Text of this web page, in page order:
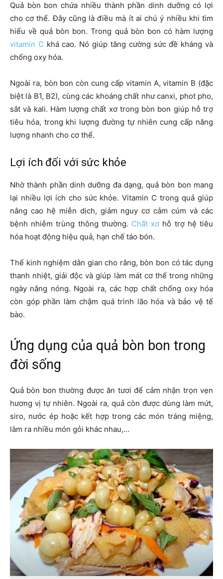
Quả bòn bon chứa nhiều thành phần dinh dưỡng có lợi
cho cơ thể. Đây cũng là điều mà ít ai chú ý nhiều khi tìm
hiểu về quả bòn bon. Trong quả bòn bon có hàm lượng
vitamin C khá cao. Nó giúp tăng cường sức đề kháng và
chống oxy hóa.
Ngoài ra, bòn bon còn cung cấp vitamin A, vitamin B (đặc
biệt là B1, B2), cùng các khoáng chất như canxi, phot pho,
sắt và kali. Hàm lượng chất xơ trong bòn bon giúp hỗ trợ
tiêu hóa, trong khi lượng đường tự nhiên cung cấp năng
lượng nhanh cho cơ thể.
Lợi ích đối với sức khỏe
Nhờ thành phần dinh dưỡng đa dạng, quả bòn bon mang
lại nhiều lợi ích cho sức khỏe. Vitamin C trong quả giúp
nâng cao hệ miễn dịch, giảm nguy cơ cảm cúm và các
bệnh nhiễm trùng thông thường. Chất xơ hỗ trợ hệ tiêu
hóa hoạt động hiệu quả, hạn chế táo bón.
Thế kinh nghiệm dân gian cho rằng, bòn bon có tác dụng
thanh nhiệt, giải độc và giúp làm mát cơ thể trong những
ngày nắng nóng. Ngoài ra, các hợp chất chống oxy hóa
còn góp phần làm chậm quá trình lão hóa và bảo vệ tế
bào.
Ứng dụng của quả bòn bon trong
đời sống
Quả bòn bon thường được ăn tươi để cảm nhận trọn vẹn
hương vị tự nhiên. Ngoài ra, quả còn được dùng làm mứt,
siro, nước ép hoặc kết hợp trong các món tráng miệng,
làm ra nhiều món gỏi khác nhau,…